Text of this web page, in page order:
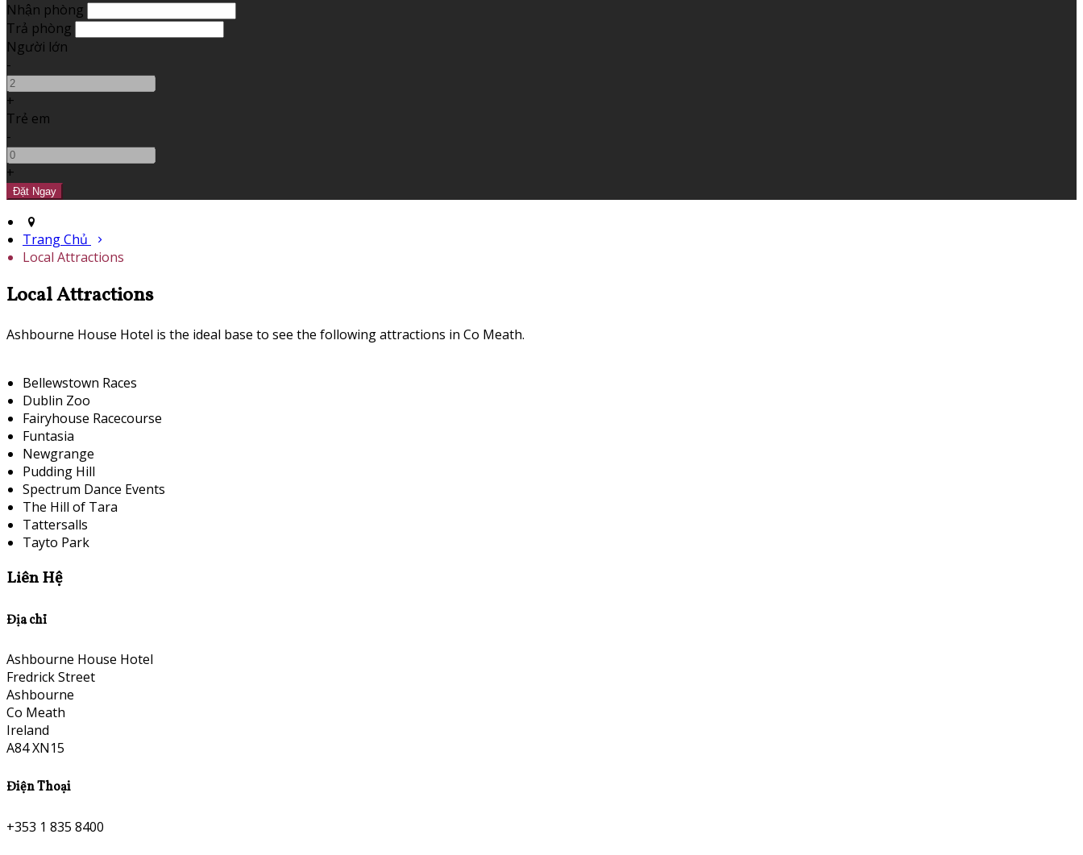
Nhận phòng
Trả phòng
Người lớn
-
+
Trẻ em
-
+
Trang Chủ
Local Attractions
Local Attractions
Ashbourne House Hotel is the ideal base to see the following attractions in Co Meath.
Bellewstown Races
Dublin Zoo
Fairyhouse Racecourse
Funtasia
Newgrange
Pudding Hill
Spectrum Dance Events
The Hill of Tara
Tattersalls
Tayto Park
Liên Hệ
Địa chỉ
Ashbourne House Hotel
Fredrick Street
Ashbourne
Co Meath
Ireland
A84 XN15
Điện Thoại
+353 1 835 8400